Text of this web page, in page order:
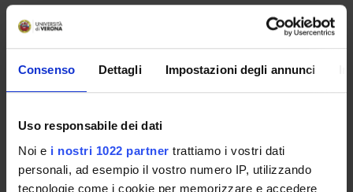
Consenso Dettagli Impostazioni degli annunci
Uso responsabile dei dati
Noi e i nostri 1022 partner trattiamo i vostri dati
personali, ad esempio il vostro numero IP, utilizzando
tecnologie come i cookie per memorizzare e accedere
SECS-S/04 - DEMOGRAFIA
Overview
Degree Programme
Courses
Notices